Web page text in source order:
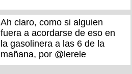
Ah claro, como si alguien
fuera a acordarse de eso en
la gasolinera a las 6 de la
mañana, por @lerele